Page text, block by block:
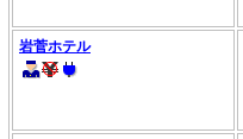
岩菅ホテル